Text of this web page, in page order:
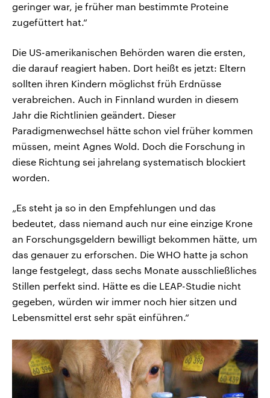
geringer war, je früher man bestimmte Proteine
zugefüttert hat.“
Die US-amerikanischen Behörden waren die ersten,
die darauf reagiert haben. Dort heißt es jetzt: Eltern
sollten ihren Kindern möglichst früh Erdnüsse
verabreichen. Auch in Finnland wurden in diesem
Jahr die Richtlinien geändert. Dieser
Paradigmenwechsel hätte schon viel früher kommen
müssen, meint Agnes Wold. Doch die Forschung in
diese Richtung sei jahrelang systematisch blockiert
worden.
„Es steht ja so in den Empfehlungen und das
bedeutet, dass niemand auch nur eine einzige Krone
an Forschungsgeldern bewilligt bekommen hätte, um
das genauer zu erforschen. Die WHO hatte ja schon
lange festgelegt, dass sechs Monate ausschließliches
Stillen perfekt sind. Hätte es die LEAP-Studie nicht
gegeben, würden wir immer noch hier sitzen und
Lebensmittel erst sehr spät einführen.“